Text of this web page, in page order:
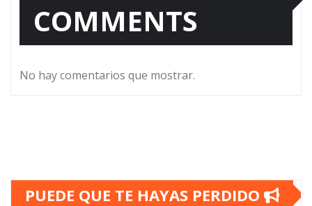
COMMENTS
No hay comentarios que mostrar.
PUEDE QUE TE HAYAS PERDIDO